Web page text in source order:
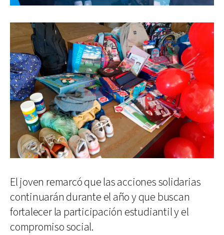
El joven remarcó que las acciones solidarias
continuarán durante el año y que buscan
fortalecer la participación estudiantil y el
compromiso social.